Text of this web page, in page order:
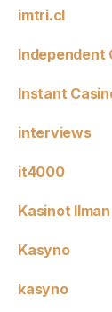
imtri.cl
Independent
Instant
interviews
it4000
Kasinot
Kasyno
kasyno